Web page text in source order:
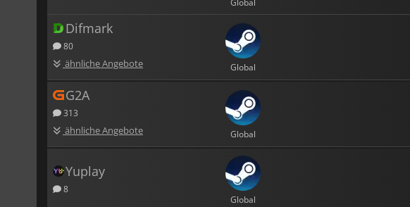
Global
Difmark
80
ähnliche Angebote Global
G2A
313
ähnliche Angebote Global
Yuplay
8
Global